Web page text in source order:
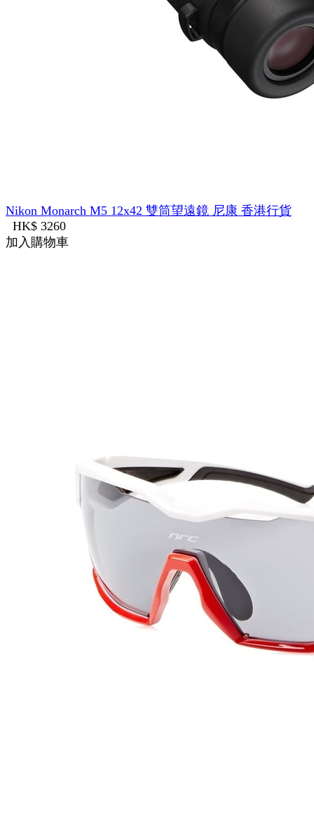
Nikon Monarch M5 12x42 雙筒望遠鏡 尼康 香港行貨
HK$ 3260
加入購物車